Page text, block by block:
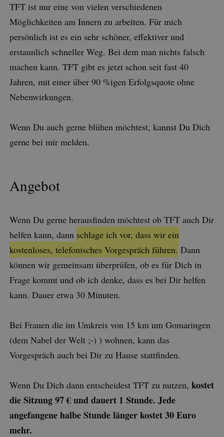
TFT ist nur eine von vielen verschiedenen
Möglichkeiten am Innern zu arbeiten. Für mich
persönlich ist es ein sehr schöner, effektiver und
erstaunlich schneller Weg. Bei dem man nichts falsch
machen kann. TFT gibt es jetzt schon seit fast 40
Jahren, mit einer über 90 %igen Erfolgsquote ohne
Nebenwirkungen.
Wenn Du auch gerne blühen möchtest, kannst Du Dich
gerne bei mir melden.
Angebot
Wenn Du gerne herausfinden möchtest ob TFT auch Dir
helfen kann, dann schlage ich vor, dass wir ein
kostenloses, telefonisches Vorgespräch führen. Dann
können wir gemeinsam überprüfen, ob es für Dich in
Frage kommt und ob ich denke, dass es bei Dir helfen
kann. Dauer etwa 30 Minuten.
Bei Frauen die im Umkreis von 15 km um Gomaringen
(dem Nabel der Welt ;-) ) wohnen, kann das
Vorgespräch auch bei Dir zu Hause stattfinden.
Wenn Du Dich dann entscheidest TFT zu nutzen, kostet
die Sitzung 97 € und dauert 1 Stunde. Jede
angefangene halbe Stunde länger kostet 30 Euro
mehr.